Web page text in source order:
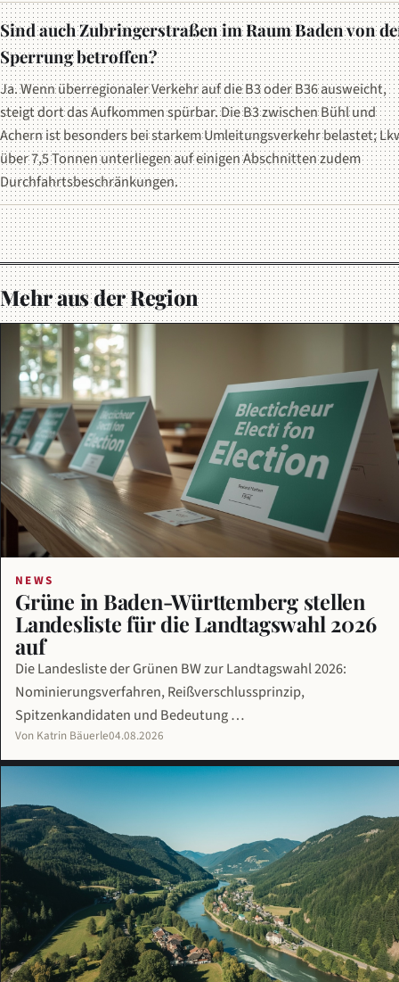
Sind auch Zubringerstraßen im Raum Baden von
Sperrung betroffen?
Ja. Wenn überregionaler Verkehr auf die B3 oder B36 ausweicht,
steigt dort das Aufkommen spürbar. Die B3 zwischen Bühl und
Achern ist besonders bei starkem Umleitungsverkehr belastet;
über 7,5 Tonnen unterliegen auf einigen Abschnitten zudem
Durchfahrtsbeschränkungen.
Mehr aus der Region
NEWS
Grüne in Baden-Württemberg stellen
Landesliste für die Landtagswahl 2026
auf
Die Landesliste der Grünen BW zur Landtagswahl 2026:
Nominierungsverfahren, Reißverschlussprinzip,
Spitzenkandidaten und Bedeutung …
Von Katrin Bäuerle04.08.2026